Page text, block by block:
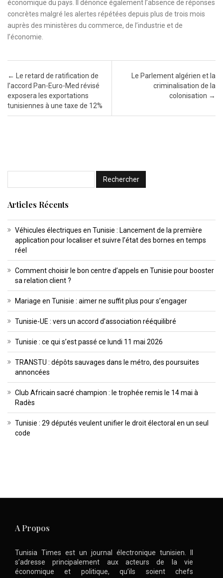
économique du pays. Il dénonce également l’absence de réponses
concrètes malgré les alertes répétées depuis plus de trois mois
auprès des ministères du commerce, de l’industrie et de
l’économie.
Post navigation
←
Le retard de ratification de
l’accord Pan-Euro-Med révisé
exposera les exportations
tunisiennes à une taxe de 12%
Le Parlement algérien et la
criminalisation de la
colonisation →
Articles Récents
Véhicules électriques en Tunisie : Lancement de la première
application pour localiser et suivre l’état des bornes en temps
réel
Comment choisir le bon centre d’appels en Tunisie pour booster
sa relation client ?
Mariage en Tunisie : aimer ne suffit plus pour s’engager
Tunisie-UE : vers un accord d’association rééquilibré
Tunisie : ce qui s’est passé ce lundi 11 mai 2026
TRANSTU : dépôts sauvages dans le métro, des poursuites
annoncées
Club Africain sacré champion : le trophée remis le 14 mai à
Radès
Tunisie : 29 députés veulent unifier le droit électoral en un seul
code
A Propos
Tunisia Times est un journal électronique tunisien. Il
s’adresse principalement aux acteurs de la vie
économique et politique, qu’ils soient chefs